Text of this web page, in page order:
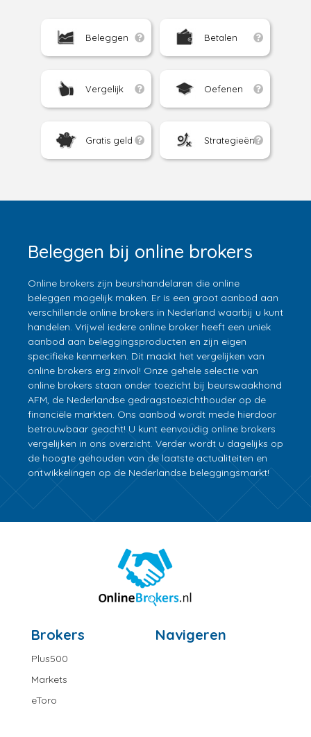
Beleggen Betalen
Vergelijk Oefenen
Gratis geld Strategieën
Beleggen bij online brokers
Online brokers zijn beurshandelaren die online
beleggen mogelijk maken. Er is een groot aanbod aan
verschillende online brokers in Nederland waarbij u kunt
handelen. Vrijwel iedere online broker heeft een uniek
aanbod aan beleggingsproducten en zijn eigen
specifieke kenmerken. Dit maakt het vergelijken van
online brokers erg zinvol! Onze gehele selectie van
online brokers staan onder toezicht bij beurswaakhond
AFM, de Nederlandse gedragstoezichthouder op de
financiële markten. Ons aanbod wordt mede hierdoor
betrouwbaar geacht! U kunt eenvoudig online brokers
vergelijken in ons overzicht. Verder wordt u dagelijks op
de hoogte gehouden van de laatste actualiteiten en
ontwikkelingen op de Nederlandse beleggingsmarkt!
Brokers
Plus500
Markets
eToro
Navigeren